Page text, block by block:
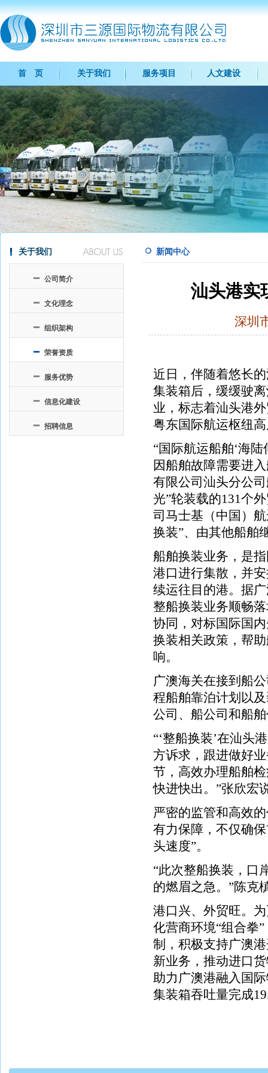
首 页 关于我们 服务项目 人文建设
关于我们
公司简介
文化理念
组织架构
荣誉资质
服务优势
信息化建设
招聘信息
新闻中心
汕头港实
深圳
近日，伴随着悠长
集装箱后，缓缓驶
业，标志着汕头港
粤东国际航运枢纽
“国际航运船舶‘海
因船舶故障需要进
有限公司汕头分公
光”轮装载的131个
司马士基（中国）
换装”、由其他船舶
船舶换装业务，是
港口进行集散，并
续运往目的港。据
整船换装业务顺畅
协同，对标国际国
换装相关政策，帮
响。
广澳海关在接到船
程船舶靠泊计划以
公司、船公司和船
“‘整船换装’在汕头
方诉求，跟进做好
节，高效办理船舶
快进快出。”张欣宏
严密的监管和高效
有力保障，不仅确
头速度”。
“此次整船换装，口
的燃眉之急。”陈克
港口兴、外贸旺。
化营商环境“组合拳
制，积极支持广澳
新业务，推动进口
助力广澳港融入国
集装箱吞吐量完成